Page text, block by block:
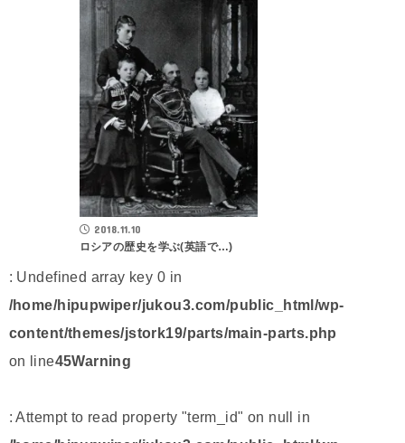
2018.11.10
ロシアの歴史を学ぶ(英語で…)
: Undefined array key 0 in
/home/hipupwiper/jukou3.com/public_html/wp-
content/themes/jstork19/parts/main-parts.php
on line45Warning
: Attempt to read property "term_id" on null in